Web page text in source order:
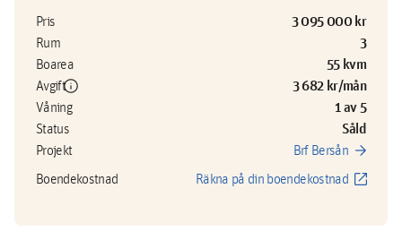
Pris 3 095 000 kr
Rum 3
Boarea 55 kvm
Avgiftinfo 3 682 kr/mån
Våning 1 av 5
Status Såld
Projekt Brf Bersån arrow_forward
Boendekostnad Räkna på din boendekostnad open_in_new